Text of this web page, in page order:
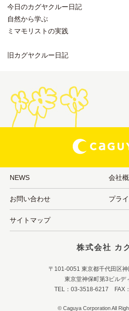
今日のカグヤクルー日記
自然から学ぶ
ミマモリストの実践
旧カグヤクルー日記
NEWS 会社
お問い合わせ プラ
サイトマップ
株式会社 カ
〒101-0051 東京都千代田区
東京堂神保町第3ビルデ
TEL：03-3518-6217 FAX
© Caguya Corporation All